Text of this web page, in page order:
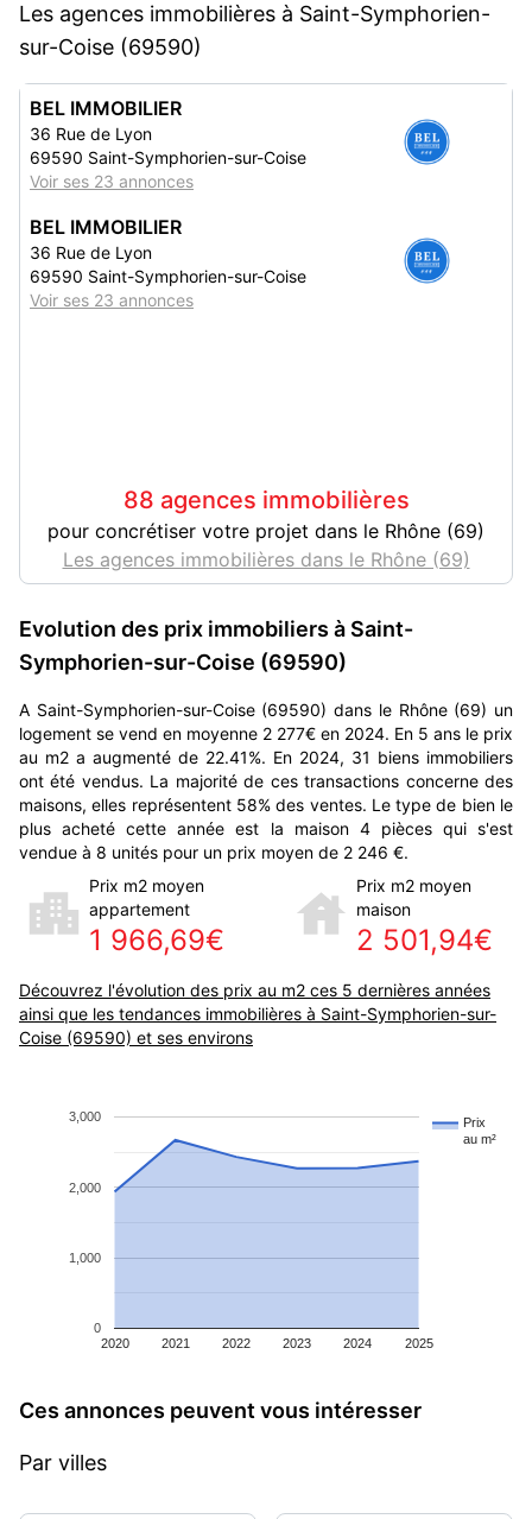
Les agences immobilières à Saint-Symphorien-
sur-Coise (69590)
BEL IMMOBILIER
36 Rue de Lyon
69590 Saint-Symphorien-sur-Coise
Voir ses 23 annonces
BEL IMMOBILIER
36 Rue de Lyon
69590 Saint-Symphorien-sur-Coise
Voir ses 23 annonces
88 agences immobilières
pour concrétiser votre projet dans le Rhône (69)
Les agences immobilières dans le Rhône (69)
Evolution des prix immobiliers à Saint-
Symphorien-sur-Coise (69590)
A Saint-Symphorien-sur-Coise (69590) dans le Rhône (69) un
logement se vend en moyenne 2 277€ en 2024. En 5 ans le prix
au m2 a augmenté de 22.41%. En 2024, 31 biens immobiliers
ont été vendus. La majorité de ces transactions concerne des
maisons, elles représentent 58% des ventes. Le type de bien le
plus acheté cette année est la maison 4 pièces qui s'est
vendue à 8 unités pour un prix moyen de 2 246 €.
Prix m2 moyen
appartement
1 966,69€
Prix m2 moyen
maison
2 501,94€
Découvrez l'évolution des prix au m2 ces 5 dernières années
ainsi que les tendances immobilières à Saint-Symphorien-sur-
Coise (69590) et ses environs
Prix
au m²
2020 2021 2022 2023 2024 2025
0
1,000
2,000
3,000
Ces annonces peuvent vous intéresser
Par villes